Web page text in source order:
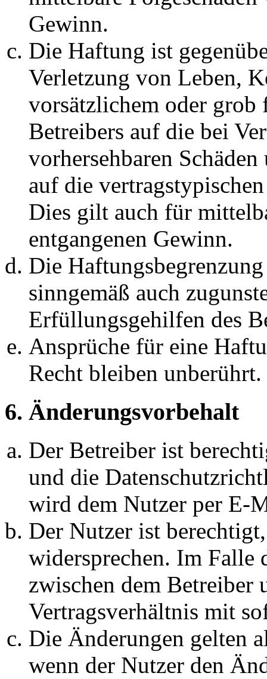
Gewinn.
Die Haftung ist
Verletzung von Leben,
vorsätzlichem oder grob
Betreibers auf die bei
vorhersehbaren
auf die
Dies gilt auch für
entgangenen Gewinn.
Die
sinngemäß auch
Erfüllungsgehilfen des
Ansprüche für eine
Recht bleiben unberührt.
6. Änderungsvorbehalt
Der Betreiber ist
und die
wird dem Nutzer per E-
Der Nutzer ist
widersprechen. Im Falle
zwischen dem Betreiber
Vertragsverhältnis mit
Die Änderungen gelten
wenn der Nutzer den